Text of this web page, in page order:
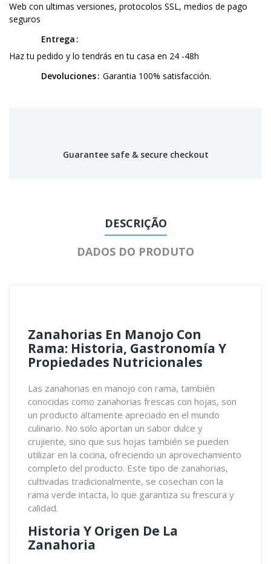
Web con ultimas versiones, protocolos SSL, medios de pago
seguros
Entrega
Haz tu pedido y lo tendrás en tu casa en 24 -48h
Devoluciones Garantia 100% satisfacción.
Guarantee safe & secure checkout
DESCRIÇÃO
DADOS DO PRODUTO
Zanahorias En Manojo Con
Rama: Historia, Gastronomía Y
Propiedades Nutricionales
Las zanahorias en manojo con rama, también
conocidas como zanahorias frescas con hojas, son
un producto altamente apreciado en el mundo
culinario. No solo aportan un sabor dulce y
crujiente, sino que sus hojas también se pueden
utilizar en la cocina, ofreciendo un aprovechamiento
completo del producto. Este tipo de zanahorias,
cultivadas tradicionalmente, se cosechan con la
rama verde intacta, lo que garantiza su frescura y
calidad.
Historia Y Origen De La
Zanahoria